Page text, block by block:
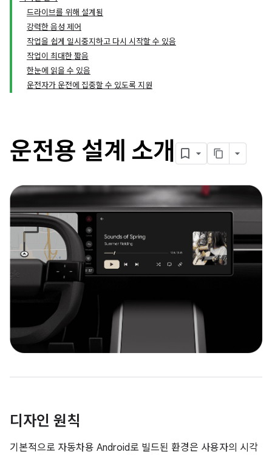
드라이브를 위해 설계됨
강력한 음성 제어
작업을 쉽게 일시중지하고 다시 시작할 수 있음
작업이 최대한 짧음
한눈에 읽을 수 있음
운전자가 운전에 집중할 수 있도록 지원
운전용 설계 소개
디자인 원칙
기본적으로 자동차용 Android로 빌드된 환경은 사용자의 시각